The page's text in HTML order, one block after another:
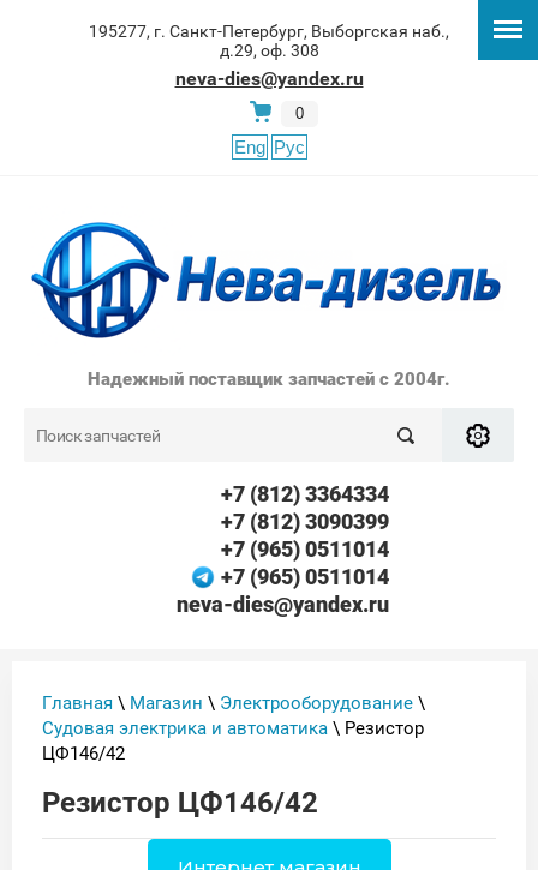
195277, г. Санкт-Петербург, Выборгская наб.,
д.29, оф. 308
neva-dies@yandex.ru
0
Eng Рус
Надежный поставщик запчастей с 2004г.
+7 (812) 3364334
+7 (812) 3090399
+7 (965) 0511014
+7 (965) 0511014
neva-dies@yandex.ru
Главная \ Магазин \ Электрооборудование \
Судовая электрика и автоматика \ Резистор
ЦФ146/42
Резистор ЦФ146/42